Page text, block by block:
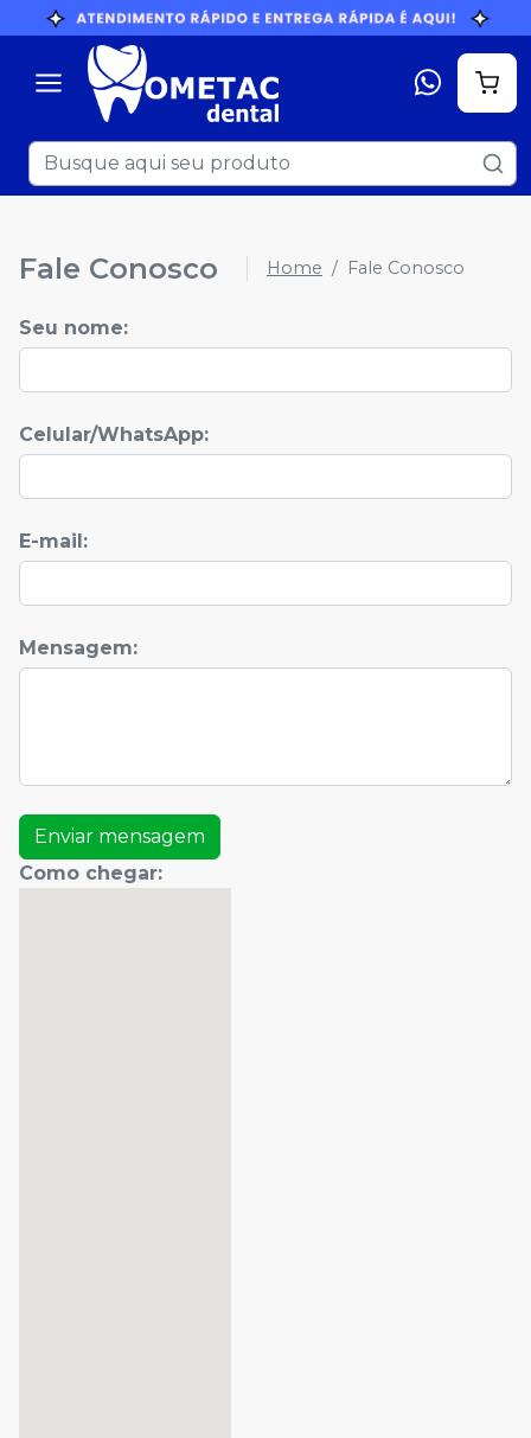
Fale Conosco Home Fale Conosco
Seu nome:
Celular/WhatsApp:
E-mail:
Mensagem:
Enviar mensagem
Como chegar: